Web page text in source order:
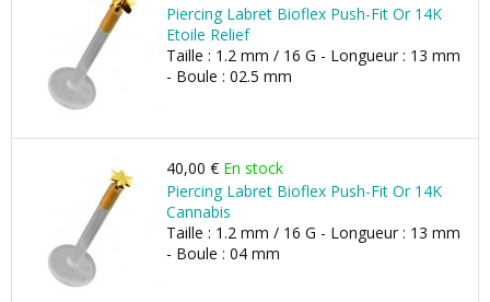
Piercing Labret Bioflex Push-Fit Or 14K
Etoile Relief
Taille : 1.2 mm / 16 G - Longueur : 13 mm
- Boule : 02.5 mm
40,00 € En stock
Piercing Labret Bioflex Push-Fit Or 14K
Cannabis
Taille : 1.2 mm / 16 G - Longueur : 13 mm
- Boule : 04 mm